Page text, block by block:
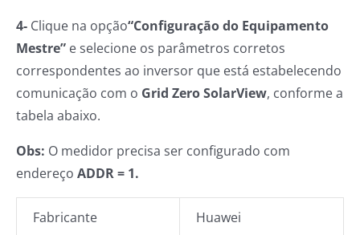
4- Clique na opção“Configuração do Equipamento
Mestre” e selecione os parâmetros corretos
correspondentes ao inversor que está estabelecendo
comunicação com o Grid Zero SolarView, conforme a
tabela abaixo.
Obs: O medidor precisa ser configurado com
endereço ADDR = 1.
Fabricante Huawei